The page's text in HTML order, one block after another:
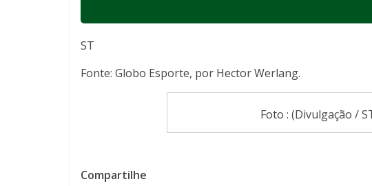
ST
Fonte: Globo Esporte, por Hector Werlang.
Foto : (Divulgação /
Compartilhe